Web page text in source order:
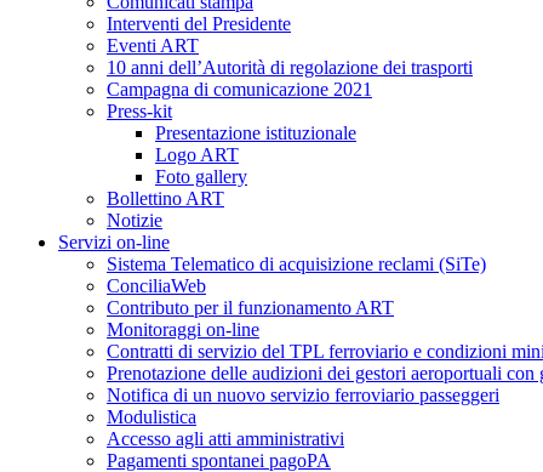
Interventi del Presidente
Eventi ART
10 anni dell’Autorità di regolazione dei trasporti
Campagna di comunicazione 2021
Press-kit
Presentazione istituzionale
Logo ART
Foto gallery
Bollettino ART
Notizie
Servizi on-line
Sistema Telematico di acquisizione reclami (SiTe)
ConciliaWeb
Contributo per il funzionamento ART
Monitoraggi on-line
Contratti di servizio del TPL ferroviario e condizioni
Prenotazione delle audizioni dei gestori aeroportuali con
Notifica di un nuovo servizio ferroviario passeggeri
Modulistica
Accesso agli atti amministrativi
Pagamenti spontanei pagoPA